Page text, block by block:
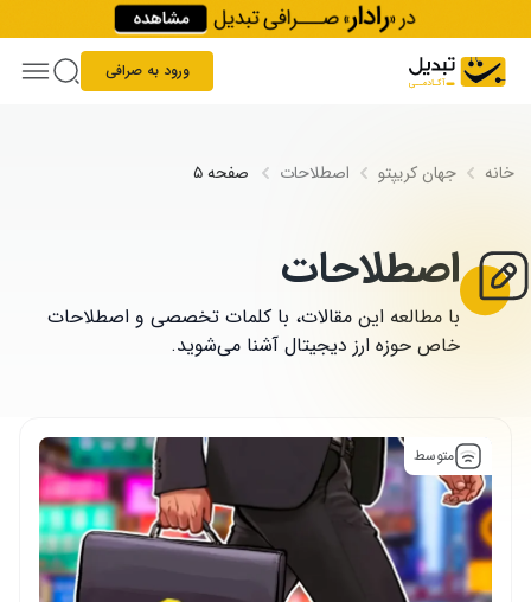
Skip to content
ورود به صرافی
خانه جهان کریپتو اصطلاحات صفحه ۵
اصطلاحات
با مطالعه این مقالات، با کلمات تخصصی و اصطلاحات
خاص حوزه ارز دیجیتال آشنا می‌شوید.
متوسط